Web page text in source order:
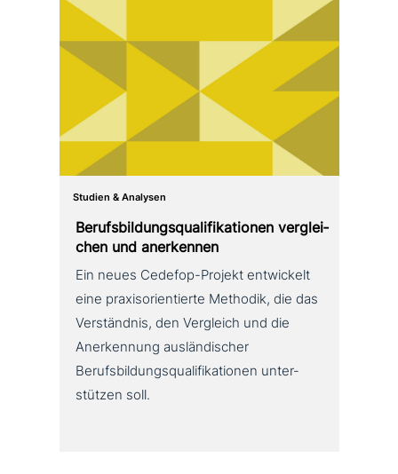
Studien & Analysen
Berufsbildungsqualifikationen ver­glei­
chen und anerkennen
Ein neues Cedefop-Projekt ent­wickelt
eine pra­xis­ori­en­tier­te Methodik, die das
Verständnis, den Vergleich und die
Anerkennung aus­län­di­scher
Berufsbildungsqualifikationen unter­
stüt­zen soll.